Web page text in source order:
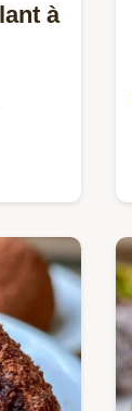
à
une